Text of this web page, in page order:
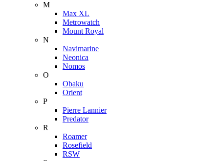
M
Max XL
Metrowatch
Mount Royal
N
Navimarine
Neonica
Nomos
O
Obaku
Orient
P
Pierre Lannier
Predator
R
Roamer
Rosefield
RSW